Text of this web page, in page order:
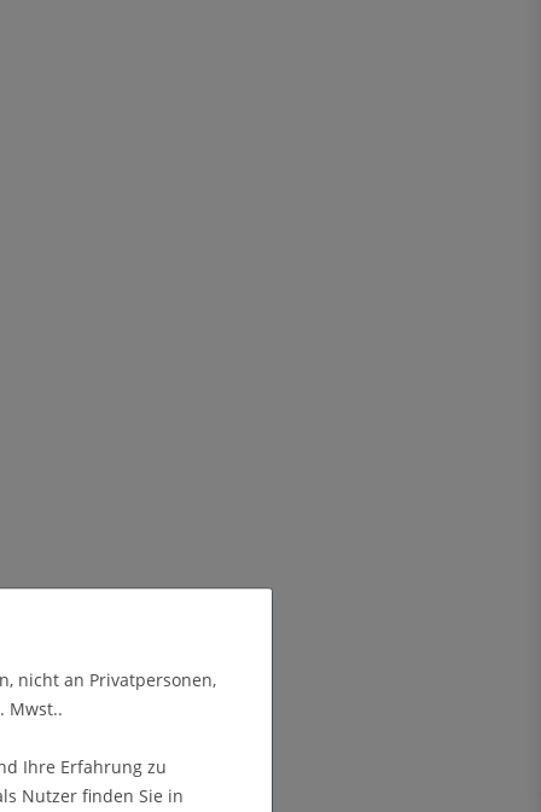
nicht an Privatpersonen,
Mwst..
Ihre Erfahrung zu
Nutzer finden Sie in